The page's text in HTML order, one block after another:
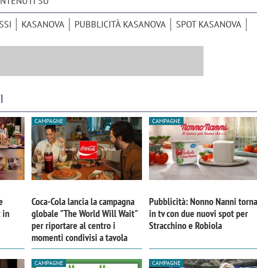
KASANOVA PUBBLICITÀ KASANOVA SPOT KASANOVA
in
CAMPAGNE
Coca-Cola lancia la campagna
globale "The World Will Wait"
per riportare al centro i
momenti condivisi a tavola
CAMPAGNE
Pubblicità: Nonno Nanni torna
in tv con due nuovi spot per
Stracchino e Robiola
CAMPAGNE CAMPAGNE
di Deloitte Digital:
resta centrale, l’AI deve
il talento»
Doxa: «Non basta più descrivere i
fenomeni: bisogna comprenderli e
tradurli in azioni»